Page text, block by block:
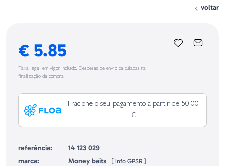
voltar
€ 5.85
Taxa legal em vigor incluído. Despesas de envio calculadas na
finalização da compra.
Fracione o seu pagamento a partir de 50,00
€
referência:
14 123 029
marca:
Money baits [ info GPSR ]